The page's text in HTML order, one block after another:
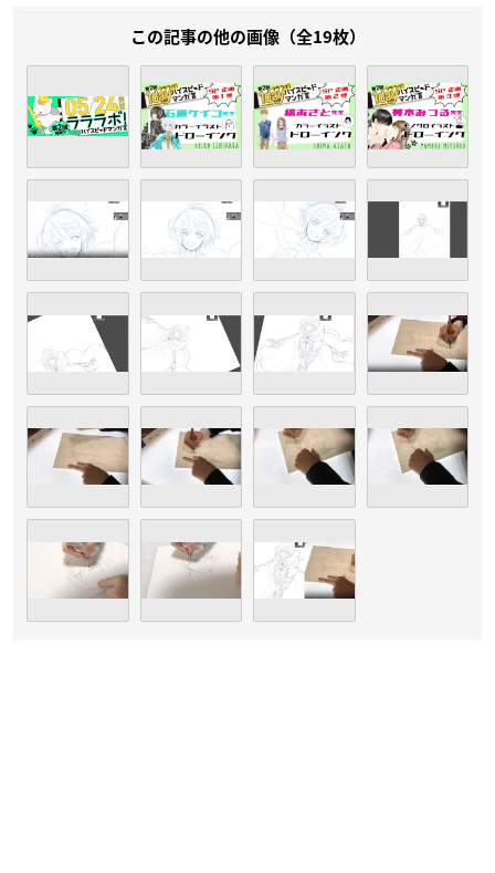
この記事の他の画像（全19枚）